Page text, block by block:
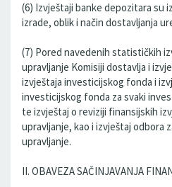
(6) Izvještaji banke depozitara su
izrade, oblik i način dostavljanja
(7) Pored navedenih statističkih
upravljanje Komisiji dostavlja i
izvještaja investicijskog fonda i
investicijskog fonda za svaki
te izvještaj o reviziji finansijskih
upravljanje, kao i izvještaj odbora
upravljanje.
II. OBAVEZA SAČINJAVANJA